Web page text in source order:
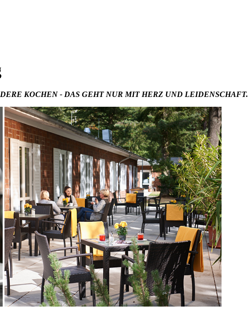
KOCHEN - DAS GEHT NUR MIT HERZ UND LEIDENSCHAFT.